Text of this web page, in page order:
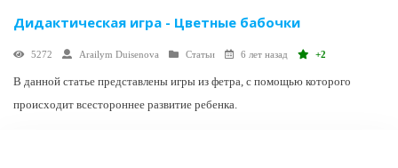
Дидактическая игра - Цветные бабочки
5272 Arailym Duisenova Статьи 6 лет назад +2
В данной статье представлены игры из фетра, с помощью которого
происходит всестороннее развитие ребенка.